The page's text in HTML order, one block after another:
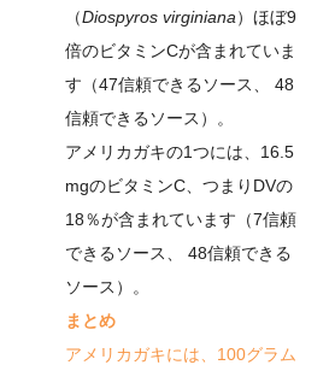
（Diospyros virginiana）ほぼ9
倍のビタミンCが含まれていま
す（47信頼できるソース
48
信頼できるソース ）。
アメリカガキの1つには、16.5
mgのビタミンC、つまりDVの
18％が含まれています（7信頼
できるソース
48信頼できる
ソース ）。
まとめ
アメリカガキには、100グラム